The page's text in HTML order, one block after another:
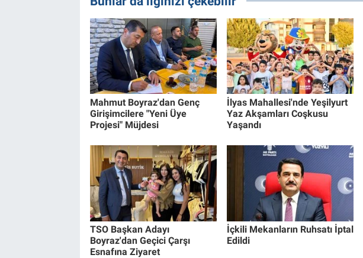
Mahmut Boyraz'dan Genç
Girişimcilere "Yeni Üye
Projesi" Müjdesi
İlyas Mahallesi'nde Yeşilyurt
Yaz Akşamları Coşkusu
Yaşandı
TSO Başkan Adayı
Boyraz'dan Geçici Çarşı
Esnafına Ziyaret
İçkili Mekanların Ruhsatı İptal
Edildi